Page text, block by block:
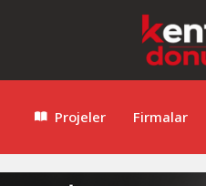
Projeler Firmalar